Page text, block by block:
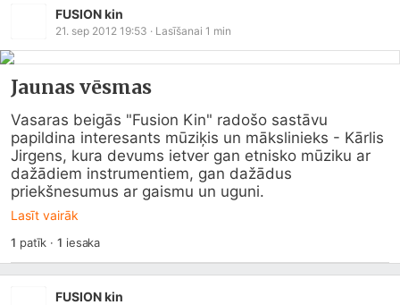
FUSION kin
21. sep 2012 19:53 · Lasīšanai 1 min
Jaunas vēsmas
Vasaras beigās "Fusion Kin" radošo sastāvu
papildina interesants mūziķis un mākslinieks - Kārlis
Jirgens, kura devums ietver gan etnisko mūziku ar
dažādiem instrumentiem, gan dažādus
priekšnesumus ar gaismu un uguni.
Lasīt vairāk
1 patīk ·1 iesaka
FUSION kin